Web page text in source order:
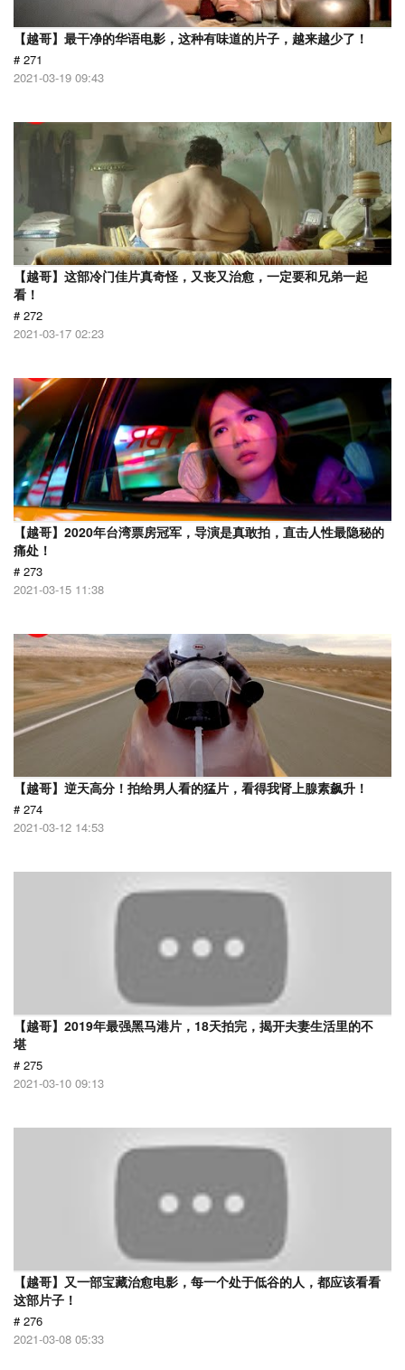
【越哥】最干净的华语电影，这种有味道的片子，越来越少了！
# 271
2021-03-19 09:43
【越哥】这部冷门佳片真奇怪，又丧又治愈，一定要和兄弟一起
看！
# 272
2021-03-17 02:23
【越哥】2020年台湾票房冠军，导演是真敢拍，直击人性最隐秘的
痛处！
# 273
2021-03-15 11:38
【越哥】逆天高分！拍给男人看的猛片，看得我肾上腺素飙升！
# 274
2021-03-12 14:53
【越哥】2019年最强黑马港片，18天拍完，揭开夫妻生活里的不
堪
# 275
2021-03-10 09:13
【越哥】又一部宝藏治愈电影，每一个处于低谷的人，都应该看看
这部片子！
# 276
2021-03-08 05:33